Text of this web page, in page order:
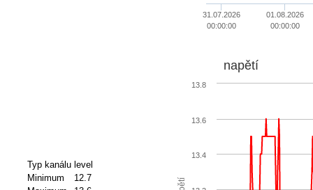
31.07.2026
00:00:00
01.08.2026
00:00:00
Typ kanálu level
Minimum
12.7
napětí
13.4
13.6
13.8